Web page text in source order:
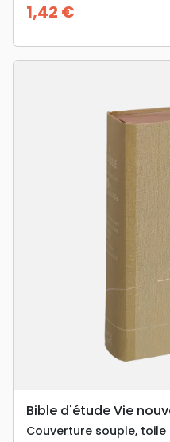
Prix
1,42 €
Bible d'étude Vie
Couverture souple,